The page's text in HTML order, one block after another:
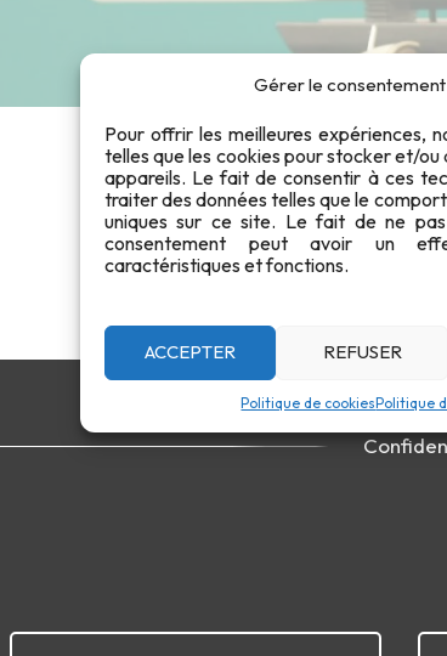
Gérer le
Pour offrir les meilleures expériences,
telles que les cookies pour stocker et/
appareils. Le fait de consentir à ces
traiter des données telles que le
uniques sur ce site. Le fait de ne
consentement peut avoir un
caractéristiques et fonctions.
ACCEPTER REFUSER
Politique de cookiesPolitique